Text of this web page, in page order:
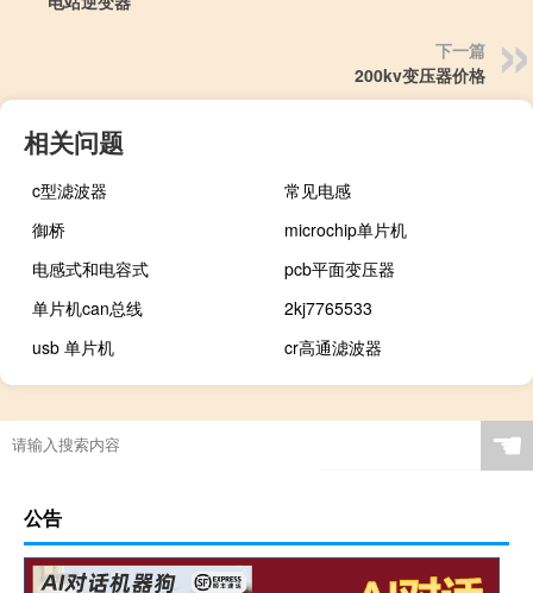
下一篇
200kv变压器价格
相关问题
c型滤波器
常见电感
御桥
microchip单片机
电感式和电容式
pcb平面变压器
单片机can总线
2kj7765533
usb 单片机
cr高通滤波器
☚
公告